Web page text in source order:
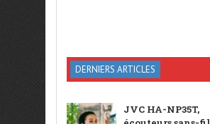
DERNIERS ARTICLES
JVC HA-NP35T,